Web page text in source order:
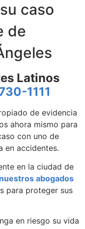
caso
de
Latinos
1111
de evidencia
ahora mismo para
con uno de
en accidentes.
en la ciudad de
nuestros abogados
para proteger sus
en riesgo su vida